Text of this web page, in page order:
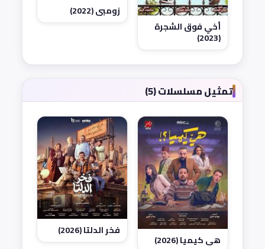
أخي فوق الشجرة
(2023)
زومبي (2022)
تمثيل مسلسلات (5)
هي كيميا (2026)
فخر الدلتا (2026)